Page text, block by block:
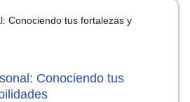
Conociendo tus